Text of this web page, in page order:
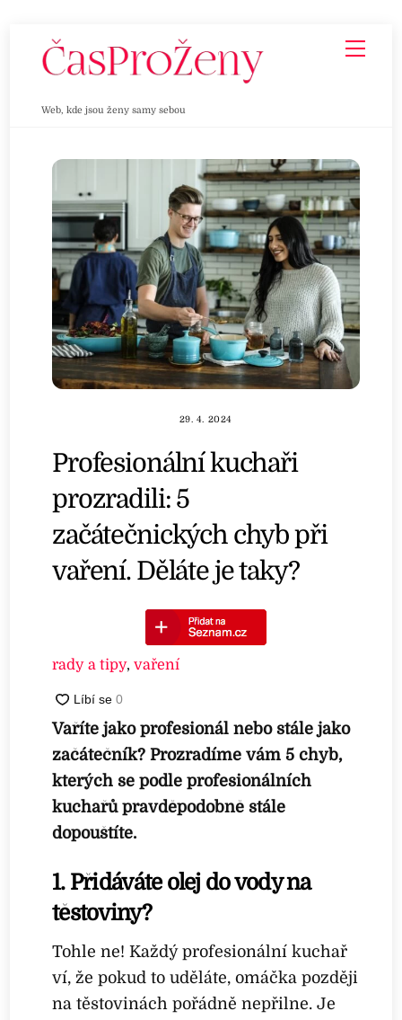
Web, kde jsou ženy samy sebou
29. 4. 2024
Profesionální kuchaři
prozradili: 5
začátečnických chyb při
vaření. Děláte je taky?
rady a tipy,vaření
Vaříte jako profesionál nebo stále jako
začátečník? Prozradíme vám 5 chyb,
kterých se podle profesionálních
kuchařů pravděpodobně stále
dopouštíte.
1. Přidáváte olej do vody na
těstoviny?
Tohle ne! Každý profesionální kuchař
ví, že pokud to uděláte, omáčka později
na těstovinách pořádně nepřilne. Je